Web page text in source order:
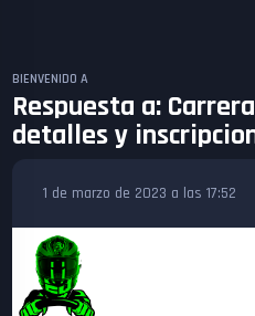
BIENVENIDO A
Respuesta a:
detalles y
1 de marzo de 2023 a las 17:52